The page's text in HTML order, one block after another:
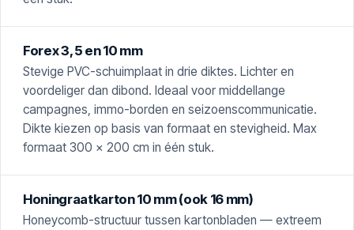
Forex 3, 5 en 10 mm
Stevige PVC-schuimplaat in drie diktes. Lichter en
voordeliger dan dibond. Ideaal voor middellange
campagnes, immo-borden en seizoenscommunicatie.
Dikte kiezen op basis van formaat en stevigheid. Max
formaat 300 × 200 cm in één stuk.
Honingraatkarton 10 mm (ook 16 mm)
Honeycomb-structuur tussen kartonbladen — extreem